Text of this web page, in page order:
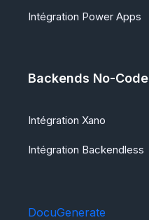
Intégration Power Apps
Backends No-Code
Intégration Xano
Intégration Backendless
DocuGenerate